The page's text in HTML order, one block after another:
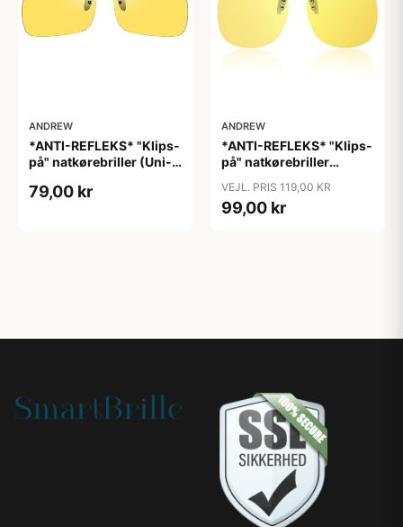
ANDREW
*ANTI-REFLEKS* "Klips-
på" natkørebriller (Uni-
79,00 kr
ANDREW
*ANTI-REFLEKS* "Klips-
på" natkørebriller
"Moon"
VEJL. PRIS 119,00 KR
99,00 kr